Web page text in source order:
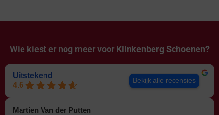
Wie kiest er nog meer voor Klinkenberg Schoenen?
Uitstekend
4.6
Bekijk alle recensies
Martien Van der Putten